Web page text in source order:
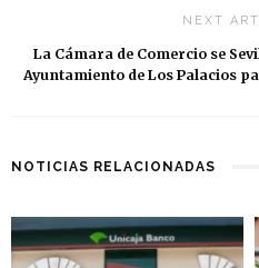
NEXT
La Cámara de Comercio se
Ayuntamiento de Los Palacios
NOTICIAS RELACIONADAS